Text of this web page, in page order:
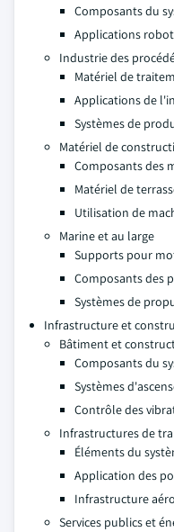
Composants du
Applications
Industrie des
Matériel de
Applications de
Systèmes de
Matériel de
Composants des
Matériel de
Utilisation de
Marine et au large
Supports pour
Composants des
Systèmes de
Infrastructure et
Bâtiment et
Composants du
Systèmes
Contrôle des
Infrastructures de
Éléments du
Application des
Infrastructure
Services publics et